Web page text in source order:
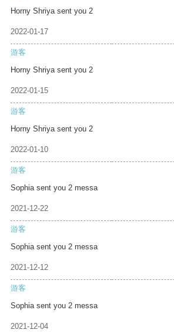
Horny Shriya sent you 2
2022-01-17
游客
Horny Shriya sent you 2
2022-01-15
游客
Horny Shriya sent you 2
2022-01-10
游客
Sophia sent you 2 messa
2021-12-22
游客
Sophia sent you 2 messa
2021-12-12
游客
Sophia sent you 2 messa
2021-12-04